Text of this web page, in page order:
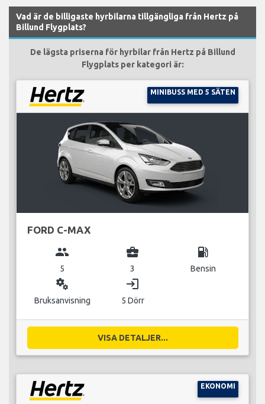
Vad är de billigaste hyrbilarna tillgängliga från Hertz på
Billund Flygplats?
De lägsta priserna för hyrbilar från Hertz på Billund
Flygplats per kategori är:
MINIBUSS MED 5 SÄTEN
FORD C-MAX
group
5
business_center
3
local_gas_station
Bensin
miscellaneous_services
Bruksanvisning
login
5 Dörr
VISA DETALJER...
EKONOMI